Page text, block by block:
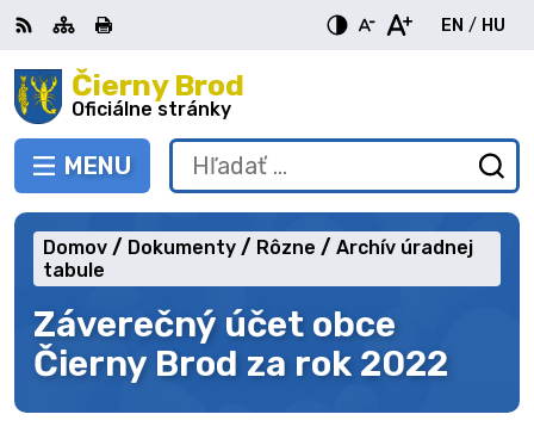
Preskočiť
na
obsah Čierny Brod
Oficiálne stránky
PREPNÚŤ
MENU
RSS MapaTlačiť
EN
English
/ HU
Hľadať:
Záverečný účet obce
Čierny Brod za rok 2022
Domov Dokumenty Rôzne
Archív úradnej
tabule